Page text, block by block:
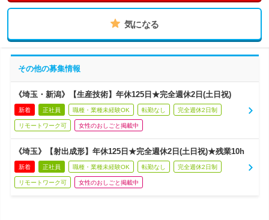
気になる
その他の募集情報
《埼玉・新潟》【生産技術】年休125日★完全週休2日(土日祝)
新着 正社員 職種・業種未経験OK 転勤なし 完全週休2日制
リモートワーク可 女性のおしごと掲載中
《埼玉》【射出成形】年休125日★完全週休2日(土日祝)★残業10h
新着 正社員 職種・業種未経験OK 転勤なし 完全週休2日制
リモートワーク可 女性のおしごと掲載中